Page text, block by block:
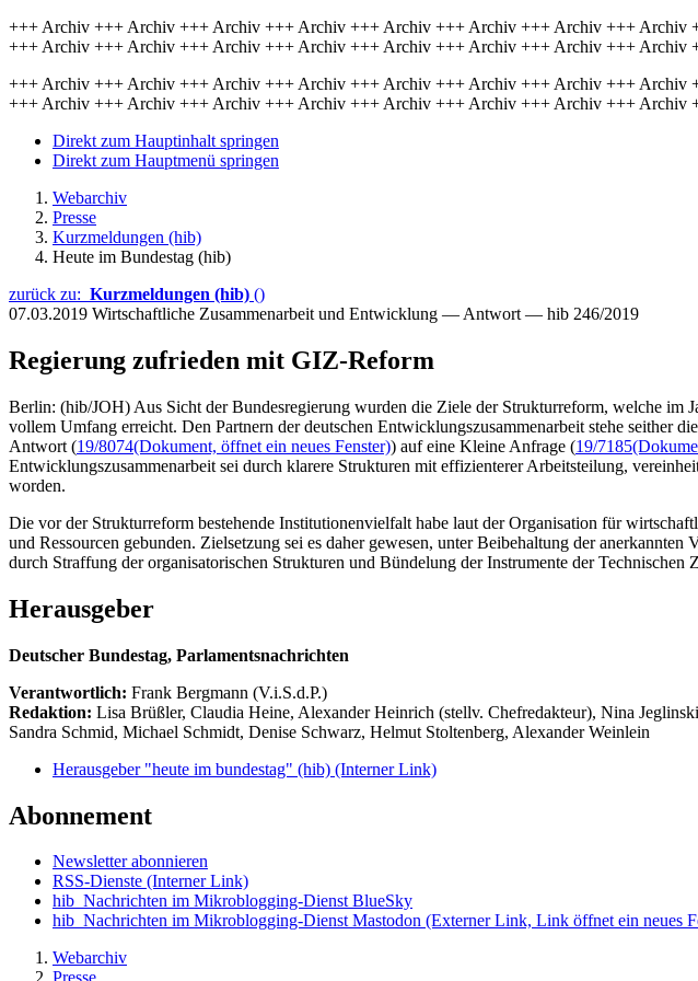
+++ Archiv +++ Archiv +++ Archiv +++ Archiv +++ Archiv +++ Archiv +++ Archiv +++
+++ Archiv +++ Archiv +++ Archiv +++ Archiv +++ Archiv +++ Archiv +++ Archiv +++ Archiv
+++ Archiv +++ Archiv +++ Archiv +++ Archiv +++ Archiv +++ Archiv +++ Archiv +++
+++ Archiv +++ Archiv +++ Archiv +++ Archiv +++ Archiv +++ Archiv +++ Archiv +++ Archiv
Direkt zum Hauptinhalt springen
Direkt zum Hauptmenü springen
Webarchiv
Presse
Kurzmeldungen (hib)
Heute im Bundestag (hib)
zurück zu: Kurzmeldungen (hib) ()
07.03.2019 Wirtschaftliche Zusammenarbeit und Entwicklung — Antwort — hib 246/2019
Regierung zufrieden mit GIZ-Reform
Berlin: (hib/JOH) Aus Sicht der Bundesregierung wurden die Ziele der Strukturreform, welche im
vollem Umfang erreicht. Den Partnern der deutschen Entwicklungszusammenarbeit stehe seither
Antwort (19/8074(Dokument, öffnet ein neues Fenster)) auf eine Kleine Anfrage (19/7185
Entwicklungszusammenarbeit sei durch klarere Strukturen mit effizienterer Arbeitsteilung,
worden.
Die vor der Strukturreform bestehende Institutionenvielfalt habe laut der Organisation für
und Ressourcen gebunden. Zielsetzung sei es daher gewesen, unter Beibehaltung der
durch Straffung der organisatorischen Strukturen und Bündelung der Instrumente der
Herausgeber
Deutscher Bundestag, Parlamentsnachrichten
Verantwortlich: Frank Bergmann (V.i.S.d.P.)
Redaktion: Lisa Brüßler, Claudia Heine, Alexander Heinrich (stellv. Chefredakteur), Nina
Sandra Schmid, Michael Schmidt, Denise Schwarz, Helmut Stoltenberg, Alexander Weinlein
Herausgeber "heute im bundestag" (hib) (Interner Link)
Abonnement
Newsletter abonnieren
RSS-Dienste (Interner Link)
hib_Nachrichten im Mikroblogging-Dienst BlueSky
hib_Nachrichten im Mikroblogging-Dienst Mastodon (Externer Link, Link öffnet ein neues
Webarchiv